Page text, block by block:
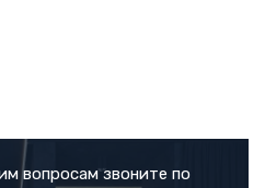
вопросам звоните по